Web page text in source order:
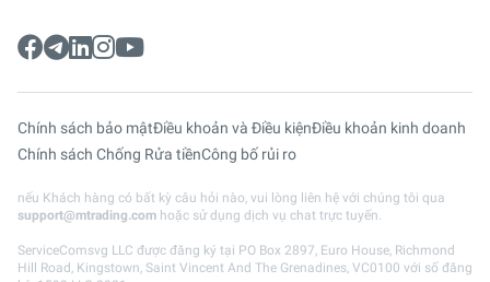
Chính sách bảo mậtĐiều khoản và Điều kiệnĐiều khoản kinh doanh
Chính sách Chống Rửa tiềnCông bố rủi ro
nếu Khách hàng có bất kỳ câu hỏi nào, vui lòng liên hệ với chúng tôi qua
support@mtrading.com hoặc sử dụng dịch vụ chat trực tuyến.
ServiceComsvg LLC được đăng ký tại PO Box 2897, Euro House, Richmond
Hill Road, Kingstown, Saint Vincent And The Grenadines, VC0100 với số đăng